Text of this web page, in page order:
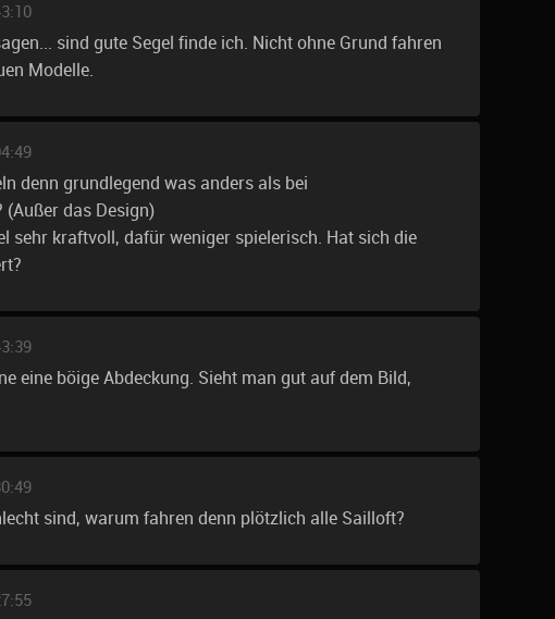
sind gute Segel finde ich. Nicht ohne Grund fahren
Modelle.
denn grundlegend was anders als bei
das Design)
sehr kraftvoll, dafür weniger spielerisch. Hat sich die
eine böige Abdeckung. Sieht man gut auf dem Bild,
sind, warum fahren denn plötzlich alle Sailloft?